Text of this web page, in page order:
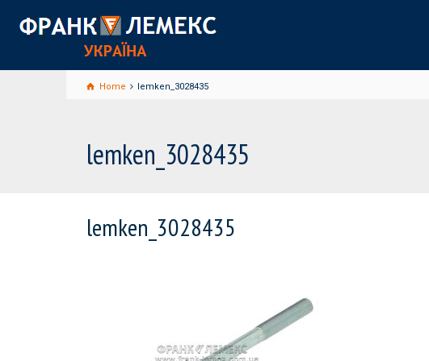
Home lemken_3028435
lemken_3028435
lemken_3028435